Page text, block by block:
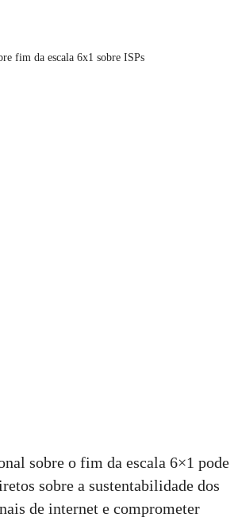
fim da escala 6x1 sobre ISPs
sobre o fim da escala 6×1 pode
sobre a sustentabilidade dos
de internet e comprometer